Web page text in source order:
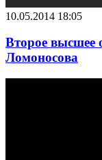
10.05.2014 18:05
Второе
Ломоносова